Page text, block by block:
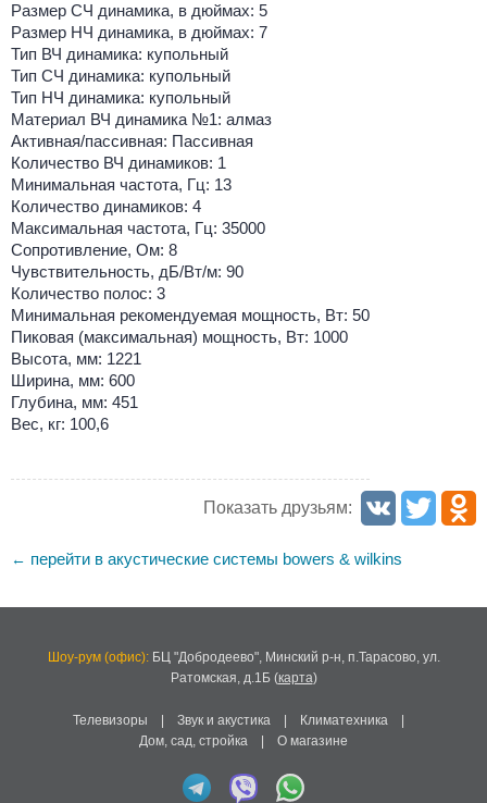
Размер СЧ динамика, в дюймах: 5
Размер НЧ динамика, в дюймах: 7
Тип ВЧ динамика: купольный
Тип СЧ динамика: купольный
Тип НЧ динамика: купольный
Материал ВЧ динамика №1: алмаз
Активная/пассивная: Пассивная
Количество ВЧ динамиков: 1
Минимальная частота, Гц: 13
Количество динамиков: 4
Максимальная частота, Гц: 35000
Сопротивление, Ом: 8
Чувствительность, дБ/Вт/м: 90
Количество полос: 3
Минимальная рекомендуемая мощность, Вт: 50
Пиковая (максимальная) мощность, Вт: 1000
Высота, мм: 1221
Ширина, мм: 600
Глубина, мм: 451
Вес, кг: 100,6
Показать друзьям:
← перейти в акустические системы bowers & wilkins
Шоу-рум (офис):БЦ "Добродеево", Минский р-н, п.Тарасово, ул.
Ратомская, д.1Б(карта)
Телевизоры Звук и акустика Климатехника
Дом, сад, стройка
О магазине